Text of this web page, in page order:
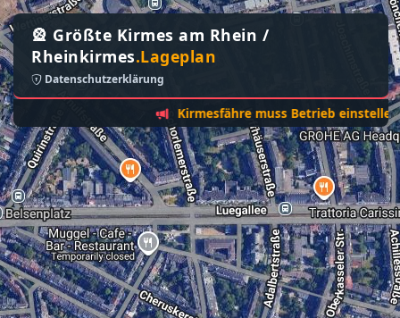
🎡 Größte Kirmes am Rhein /
Rheinkirmes.Lageplan
Datenschutzerklärung
Kirmesfähre muss Betrieb einstellen -